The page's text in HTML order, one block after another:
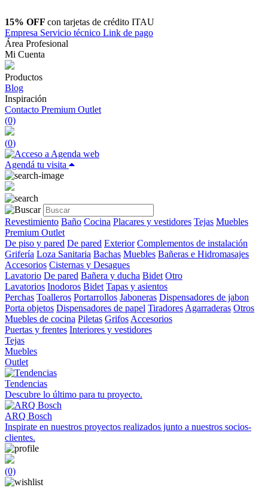
15% OFF con tarjetas de crédito ITAU
Empresa Servicio técnico Link de pago
Área Profesional
Mi Cuenta
Productos
Blog
Inspiración
Contacto Premium Outlet
(0)
(0)
Agendá tu visita
Revestimiento Baño Cocina Placares y vestidores Tejas Muebles
Premium Outlet
De piso y pared De pared Exterior Complementos de instalación
Grifería Loza Sanitaria Bachas Muebles Bañeras e Hidromasajes
Accesorios Cisternas y Desagues
Lavatorio De pared Bañera y ducha Bidet Otro
Lavatorios Inodoros Bidet Tapas y asientos
Perchas Toalleros Portarrollos Jaboneras Dispensadores de jabon
Porta objetos Dispensadores de papel Tiradores Agarraderas Otros
Muebles de cocina Piletas Grifos Accesorios
Puertas y frentes Interiores y vestidores
Tejas
Muebles
Outlet
Tendencias
Descubre lo último para tu proyecto.
ARQ Bosch
Inspirate en nuestros proyectos realizados junto a nuestros socios-
clientes.
(0)